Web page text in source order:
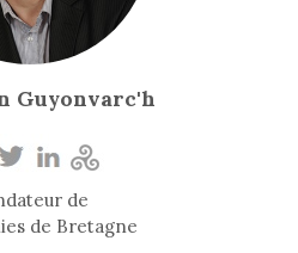
Guyonvarc'h
de
de Bretagne